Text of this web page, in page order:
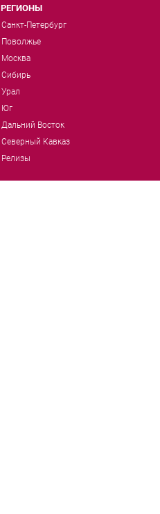
РЕГИОНЫ
Санкт-Петербург
Поволжье
Москва
Сибирь
Урал
Юг
Дальний Восток
Северный Кавказ
Релизы